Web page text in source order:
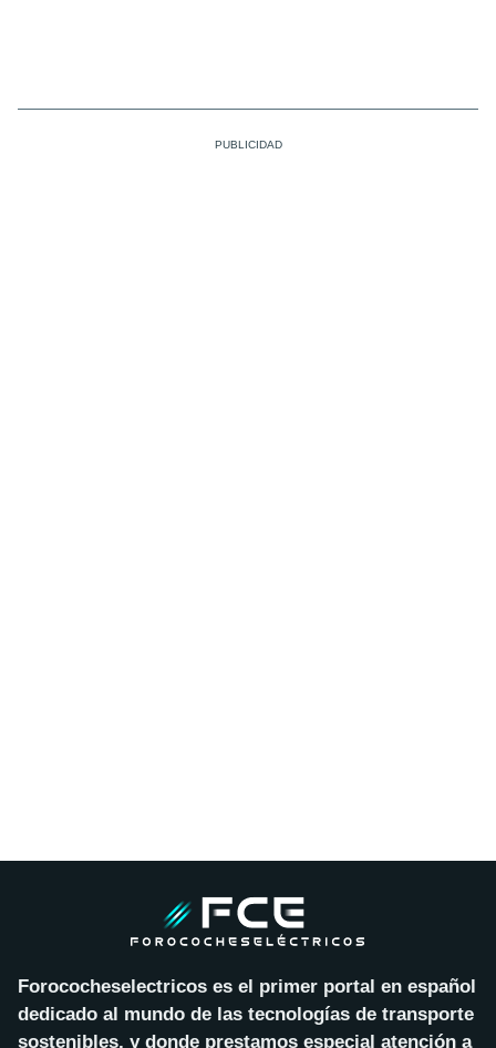
Forococheselectricos es el primer portal en español
dedicado al mundo de las tecnologías de transporte
sostenibles, y donde prestamos especial atención a